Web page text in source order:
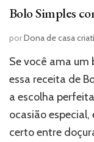
Bolo Simples
porDona de casa
Se você ama
essa receita de
a escolha
ocasião
certo entre